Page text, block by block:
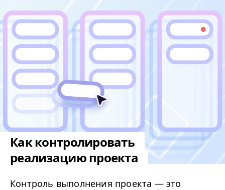
Как контролировать
реализацию проекта
Контроль выполнения проекта — это